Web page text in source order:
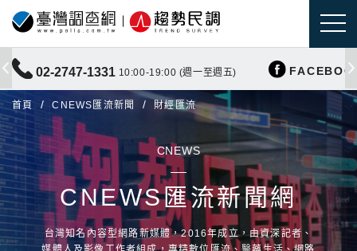
02-2747-1331 10:00-19:00 (週一至週五)
首頁 CNEWS匯流新聞 財經匯流
CNEWS
CNEWS匯流新聞網
台灣知名內容型網路新媒體，2016年成立，由資深記者、